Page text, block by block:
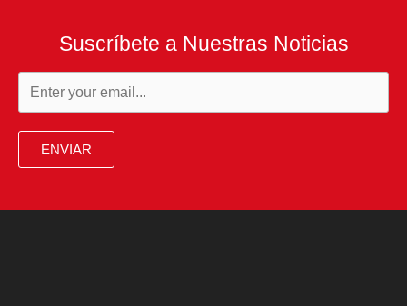
Suscríbete a Nuestras Noticias
ENVIAR